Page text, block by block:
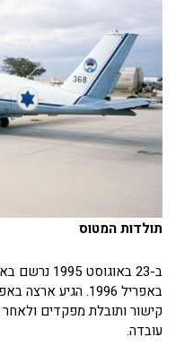
תולדות המטוס
קישור ותובלת מפקדים
עובדה.